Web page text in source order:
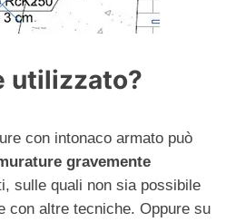
utilizzato?
con intonaco armato può
gravemente
sulle quali non sia possibile
con altre tecniche. Oppure su